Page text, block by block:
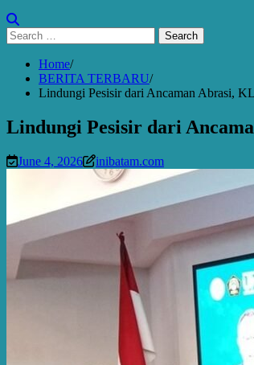
Search
for:
Home
BERITA TERBARU
Lindungi Pesisir dari Ancaman Abrasi,
Lindungi Pesisir dari
June 4, 2026 inibatam.com